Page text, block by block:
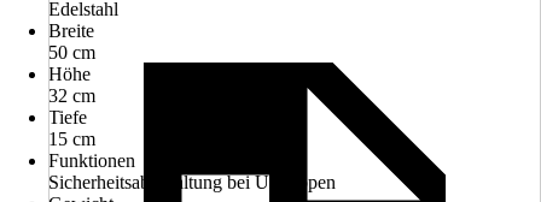
Edelstahl
Breite
50 cm
Höhe
32 cm
Tiefe
15 cm
Funktionen
Sicherheitsabschaltung bei Umkippen